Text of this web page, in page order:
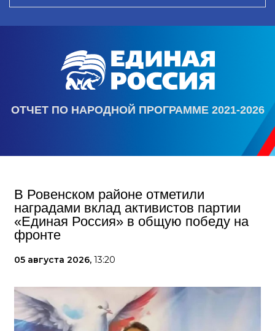
ОТЧЕТ ПО НАРОДНОЙ ПРОГРАММЕ 2021-2026
В Ровенском районе отметили
наградами вклад активистов партии
«Единая Россия» в общую победу на
фронте
05 августа 2026, 13:20